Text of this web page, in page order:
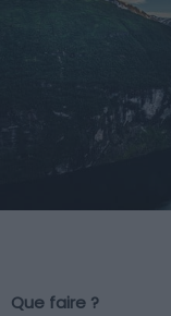
Que faire ?